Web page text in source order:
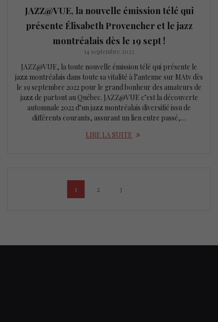
JAZZ@VUE, la nouvelle émission télé qui
présente Élisabeth Provencher et le jazz
montréalais dès le 19 sept !
14 septembre 2022
JAZZ@VUE, la toute nouvelle émission télé qui présente le
jazz montréalais dans toute sa vitalité à l’antenne sur MAtv dès
le 19 septembre 2022 pour le grand bonheur des amateurs de
jazz de partout au Québec. JAZZ@VUE c’est la découverte
automnale 2022 d’un jazz montréalais diversifié issu de
différents courants, assurant un lien entre passé,…
LIRE LA SUITE
navigation
Page
1 Page
2 Page
3